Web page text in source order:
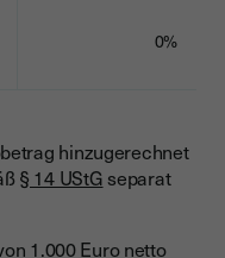
0%
hinzugerechnet
§ 14 UStG separat
1.000 Euro netto